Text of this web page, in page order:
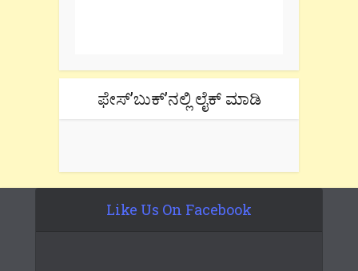
ಫೇಸ್’ಬುಕ್’ನಲ್ಲಿ ಲೈಕ್ ಮಾಡಿ
Like Us On Facebook